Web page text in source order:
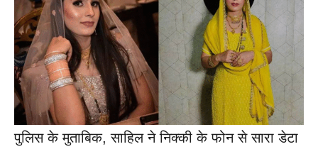
पुलिस के मुताबिक, साहिल ने निक्की के फोन से सारा डेटा